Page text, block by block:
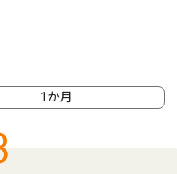
1か月